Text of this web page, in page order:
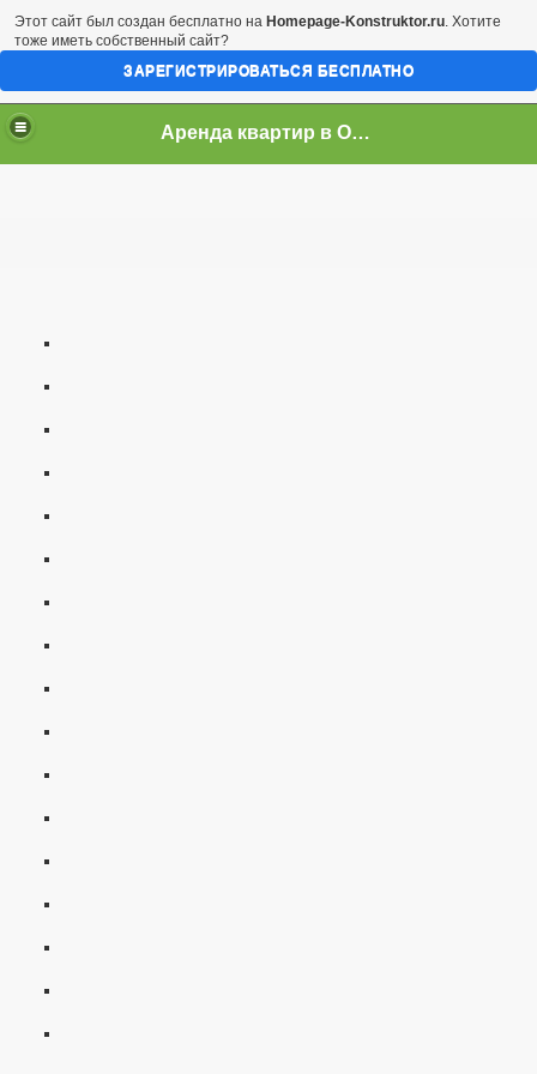
Аренда квартир в Одессе
Этот сайт был создан бесплатно на Homepage-Konstruktor.ru. Хотите
тоже иметь собственный сайт?
ЗАРЕГИСТРИРОВАТЬСЯ БЕСПЛАТНО